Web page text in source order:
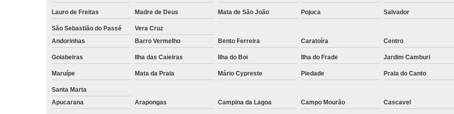
Rastreamento de Carro
Rastreamento de Carros e Caminhões
Rastreamento de Carros por Satélite
Rastreamento para Carros e
Rastreamento de Frota Via
Lauro de Freitas Madre de Deus Mata de São João Pojuca Salvador
São Sebastião do Passé
Vera Cruz
Andorinhas
Barro Vermelho Bento Ferreira Caratoíra Centro
Goiabeiras Ilha das Caieiras Ilha do Boi Ilha do Frade Jardim Camburi
Maruípe Mata da Praia Mário Cypreste Piedade Praia do Canto
Santa Marta
Apucarana
Arapongas Campina da Lagoa Campo Mourão Cascavel